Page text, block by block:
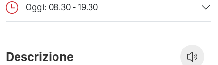
Oggi: 08.30 - 19.30
Descrizione